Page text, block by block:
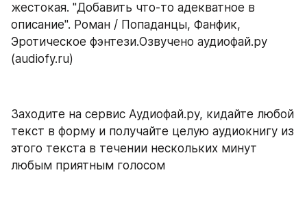
жестокая. "Добавить что-то адекватное в
описание". Роман / Попаданцы, Фанфик,
Эротическое фэнтези.Озвучено аудиофай.ру
(audiofy.ru)
Заходите на сервис Аудиофай.ру, кидайте любой
текст в форму и получайте целую аудиокнигу из
этого текста в течении нескольких минут
любым приятным голосом